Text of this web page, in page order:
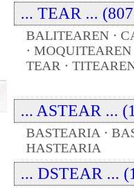
... TEAR ...
BALITEAREN ·
·
TEAR ·
... ASTEAR ...
BASTEARIA ·
HASTEARIA
... DSTEAR ...